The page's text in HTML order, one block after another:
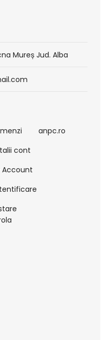
Mureș Jud. Alba
cont
Account
anpc.ro